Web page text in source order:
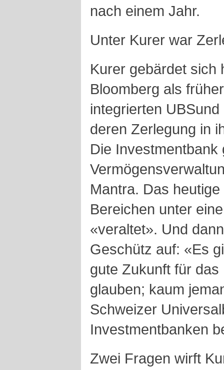
nach einem Jahr.
Unter Kurer war
Kurer gebärdet sich
Bloomberg als
integrierten
deren Zerlegung in
Die Investmentbank
Mantra. Das
Bereichen unter
«veraltet». Und
Geschütz auf: «Es
gute Zukunft für
glauben; kaum
Schweizer
Investmentbanken
Zwei Fragen wirft